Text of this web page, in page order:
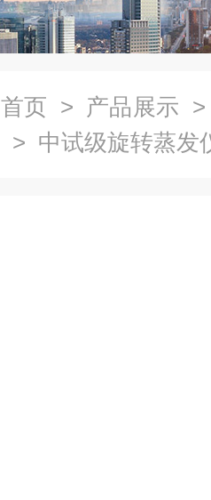
首页 > 产品展示
> 中试级旋转蒸发